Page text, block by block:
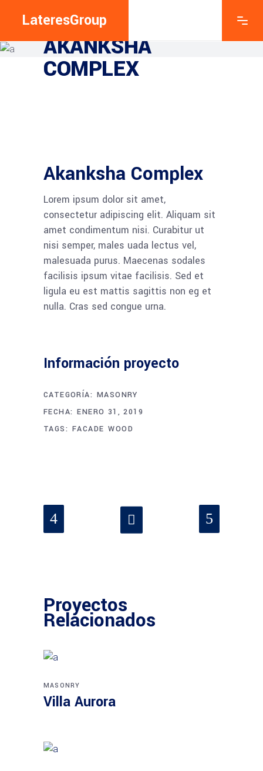
LateresGroup
EXPLORE THE FEATURES
AKANKSHA
COMPLEX
Akanksha Complex
Lorem ipsum dolor sit amet,
consectetur adipiscing elit. Aliquam sit
amet condimentum nisi. Curabitur ut
nisi semper, males uada lectus vel,
malesuada purus. Maecenas sodales
facilisis ipsum vitae facilisis. Sed et
ligula eu est mattis sagittis non eg et
nulla. Cras sed congue urna.
Información proyecto
CATEGORÍA: MASONRY
FECHA: ENERO 31, 2019
TAGS: FACADE WOOD
Proyectos
Relacionados
MASONRY
Villa Aurora